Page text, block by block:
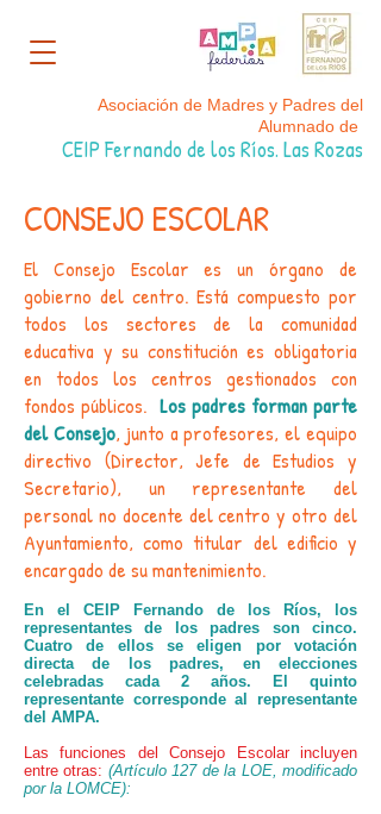
Asociación de Madres y Padres del
Alumnado de
CEIP Fernando de los Ríos. Las Rozas
CONSEJO ESCOLAR
El Consejo Escolar es un órgano de
gobierno del centro. Está compuesto por
todos los sectores de la comunidad
educativa y su constitución es obligatoria
en todos los centros gestionados con
fondos públicos. Los padres forman parte
del Consejo, junto a profesores, el equipo
directivo (Director, Jefe de Estudios y
Secretario), un representante del
personal no docente del centro y otro del
Ayuntamiento, como titular del edificio y
encargado de su mantenimiento.
En el CEIP Fernando de los Ríos, los
representantes de los padres son cinco.
Cuatro de ellos se eligen por votación
directa de los padres, en elecciones
celebradas cada 2 años. El quinto
representante corresponde al representante
del AMPA.
Las funciones del Consejo Escolar incluyen
entre otras: (Artículo 127 de la LOE, modificado
por la LOMCE):